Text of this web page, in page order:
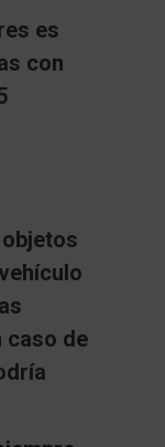
es
con
caso de